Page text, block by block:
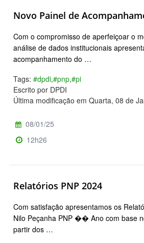
Novo Painel de
Com o compromisso de aperfeiçoar o
análise de dados institucionais
acompanhamento do …
Tags: #dpdi,#pnp,#pi
Escrito por DPDI
Última modificação em Quarta, 08 de
08/01/25
12h26
Relatórios PNP 2024
Com satisfação apresentamos os
Nilo Peçanha PNP �� Ano com base
partir dos …